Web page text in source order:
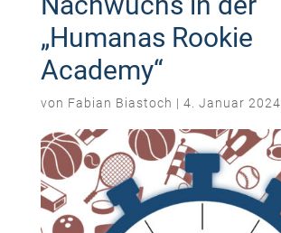
„Humanas Rookie
Academy“
von Fabian Biastoch | 4. Januar 2024